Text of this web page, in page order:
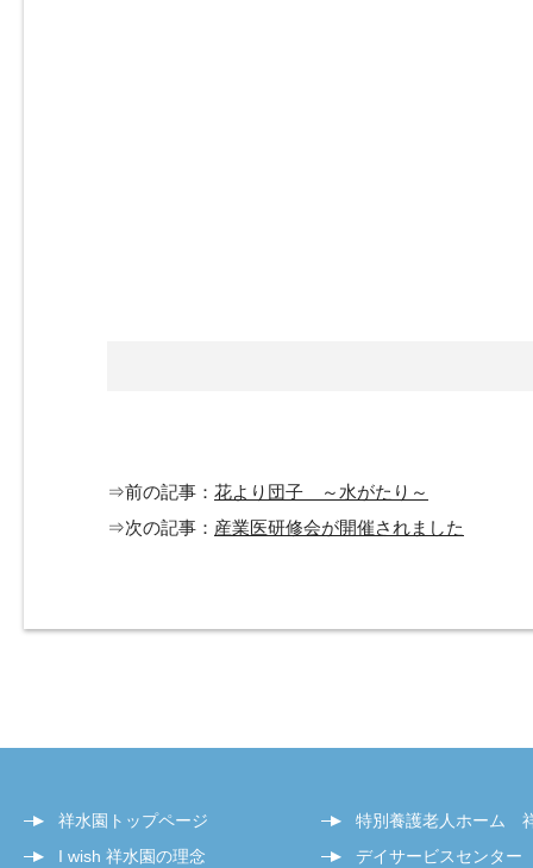
⇒前の記事： 花より団子 ～水がたり～
⇒次の記事： 産業医研修会が開催されました
祥水園トップページ
I wish 祥水園の理念
特別養護老人ホーム
デイサービスセンタ